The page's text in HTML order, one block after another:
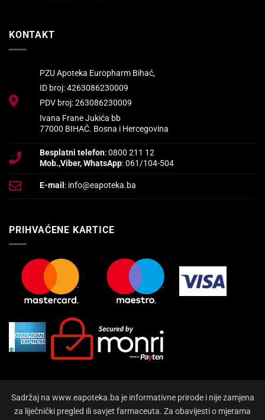
KONTAKT
PZU Apoteka Europharm Bihać,
ID broj: 4263086230009
PDV broj: 263086230009
Ivana Frane Jukića bb
77000 BIHAĆ. Bosna i Hercegovina
Besplatni telefon: 0800 211 12
Mob.,Viber, WhatsApp: 061/104-504
E-mail : info@eapoteka.ba
PRIHVAĆENE KARTICE
Sadržaj na www.eapoteka.ba je informativne prirode i nije zamjena
za liječnički pregled ili savjet farmaceuta. Za obavijesti o mjerama